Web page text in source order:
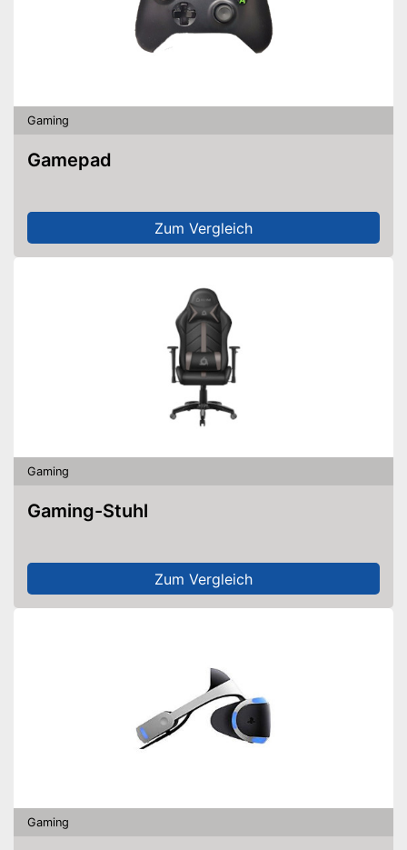
Gaming
Gamepad
Zum Vergleich
Gaming
Gaming-Stuhl
Zum Vergleich
Gaming